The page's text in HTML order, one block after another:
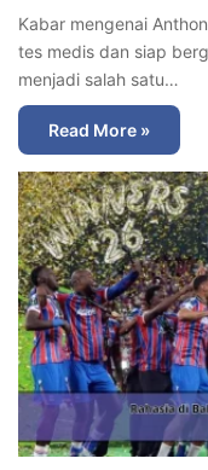
Kabar mengenai
tes medis dan siap
menjadi salah satu…
Read More »